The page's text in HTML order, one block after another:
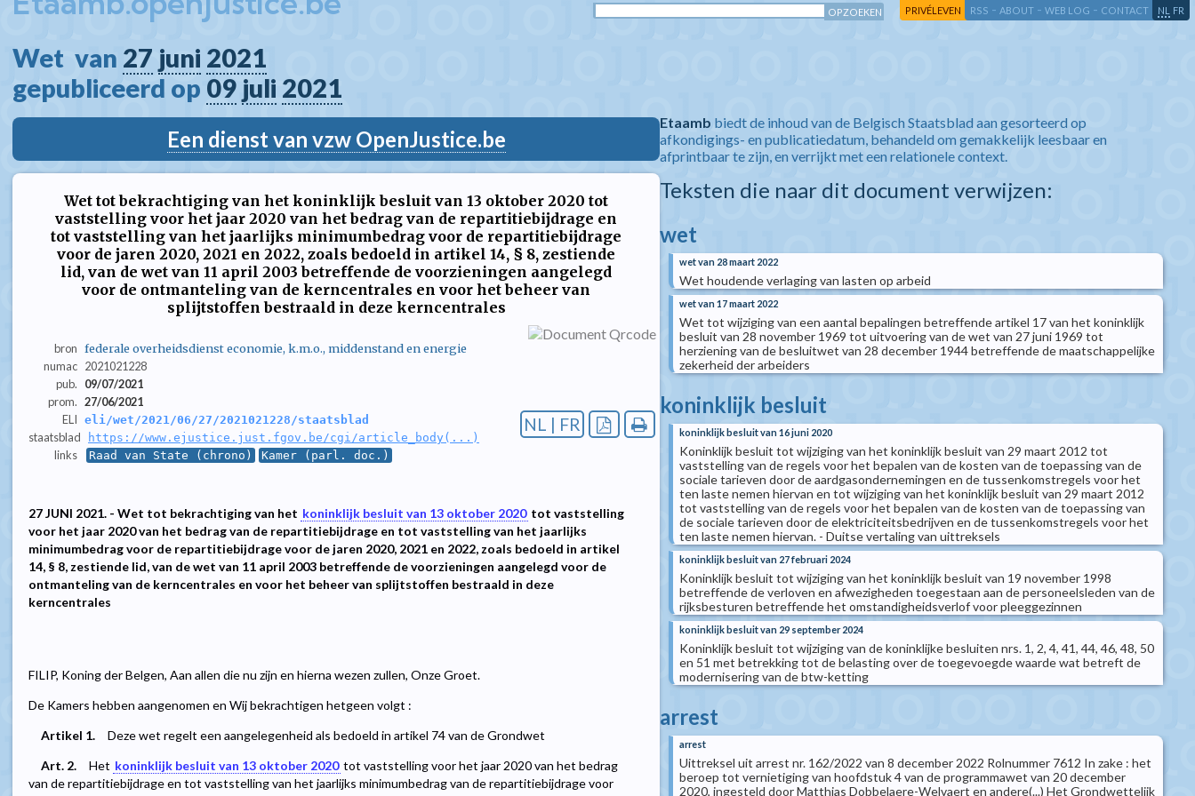
PRIVÉLEVEN RSS - ABOUT - WEB LOG - CONTACT NL FR
Wet  van 27 juni 2021
gepubliceerd op 09 juli 2021
Een dienst van vzw OpenJustice.be
Wet tot bekrachtiging van het koninklijk besluit van 13 oktober 2020 tot
vaststelling voor het jaar 2020 van het bedrag van de repartitiebijdrage en
tot vaststelling van het jaarlijks minimumbedrag voor de repartitiebijdrage
voor de jaren 2020, 2021 en 2022, zoals bedoeld in artikel 14, § 8, zestiende
lid, van de wet van 11 april 2003 betreffende de voorzieningen aangelegd
voor de ontmanteling van de kerncentrales en voor het beheer van
splijtstoffen bestraald in deze kerncentrales
bron federale overheidsdienst economie, k.m.o., middenstand en energie
numac 2021021228
pub.
09/07/2021
prom. 27/06/2021
ELI eli/wet/2021/06/27/2021021228/staatsblad
staatsblad https://www.ejustice.just.fgov.be/cgi/article_body(...)
links Raad van State (chrono) Kamer (parl. doc.)
NL | FR
27 JUNI 2021. - Wet tot bekrachtiging van het koninklijk besluit van 13 oktober 2020 tot vaststelling
voor het jaar 2020 van het bedrag van de repartitiebijdrage en tot vaststelling van het jaarlijks
minimumbedrag voor de repartitiebijdrage voor de jaren 2020, 2021 en 2022, zoals bedoeld in artikel
14, § 8, zestiende lid, van de wet van 11 april 2003 betreffende de voorzieningen aangelegd voor de
ontmanteling van de kerncentrales en voor het beheer van splijtstoffen bestraald in deze
kerncentrales
FILIP, Koning der Belgen, Aan allen die nu zijn en hierna wezen zullen, Onze Groet.
De Kamers hebben aangenomen en Wij bekrachtigen hetgeen volgt :
Artikel 1.
Deze wet regelt een aangelegenheid als bedoeld in artikel 74 van de Grondwet
Art. 2.
Het koninklijk besluit van 13 oktober 2020 tot vaststelling voor het jaar 2020 van het bedrag
van de repartitiebijdrage en tot vaststelling van het jaarlijks minimumbedrag van de repartitiebijdrage voor
Etaamb biedt de inhoud van de Belgisch Staatsblad aan gesorteerd op
afkondigings- en publicatiedatum, behandeld om gemakkelijk leesbaar en
afprintbaar te zijn, en verrijkt met een relationele context.
Teksten die naar dit document verwijzen:
wet
wet van 28 maart 2022
Wet houdende verlaging van lasten op arbeid
wet van 17 maart 2022
Wet tot wijziging van een aantal bepalingen betreffende artikel 17 van het koninklijk
besluit van 28 november 1969 tot uitvoering van de wet van 27 juni 1969 tot
herziening van de besluitwet van 28 december 1944 betreffende de maatschappelijke
zekerheid der arbeiders
koninklijk besluit
koninklijk besluit van 16 juni 2020
Koninklijk besluit tot wijziging van het koninklijk besluit van 29 maart 2012 tot
vaststelling van de regels voor het bepalen van de kosten van de toepassing van de
sociale tarieven door de aardgasondernemingen en de tussenkomstregels voor het
ten laste nemen hiervan en tot wijziging van het koninklijk besluit van 29 maart 2012
tot vaststelling van de regels voor het bepalen van de kosten van de toepassing van
de sociale tarieven door de elektriciteitsbedrijven en de tussenkomstregels voor het
ten laste nemen hiervan. - Duitse vertaling van uittreksels
koninklijk besluit van 27 februari 2024
Koninklijk besluit tot wijziging van het koninklijk besluit van 19 november 1998
betreffende de verloven en afwezigheden toegestaan aan de personeelsleden van de
rijksbesturen betreffende het omstandigheidsverlof voor pleeggezinnen
koninklijk besluit van 29 september 2024
Koninklijk besluit tot wijziging van de koninklijke besluiten nrs. 1, 2, 4, 41, 44, 46, 48, 50
en 51 met betrekking tot de belasting over de toegevoegde waarde wat betreft de
modernisering van de btw-ketting
arrest
arrest
Uittreksel uit arrest nr. 162/2022 van 8 december 2022 Rolnummer 7612 In zake : het
beroep tot vernietiging van hoofdstuk 4 van de programmawet van 20 december
2020, ingesteld door Matthias Dobbelaere-Welvaert en andere(...) Het Grondwettelijk